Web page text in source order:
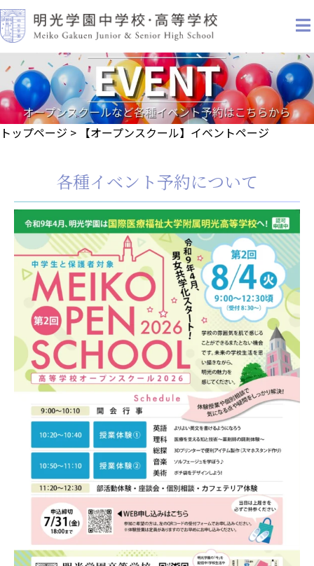
トップページ > 【オープンスクール】イベントページ
各種イベント予約について